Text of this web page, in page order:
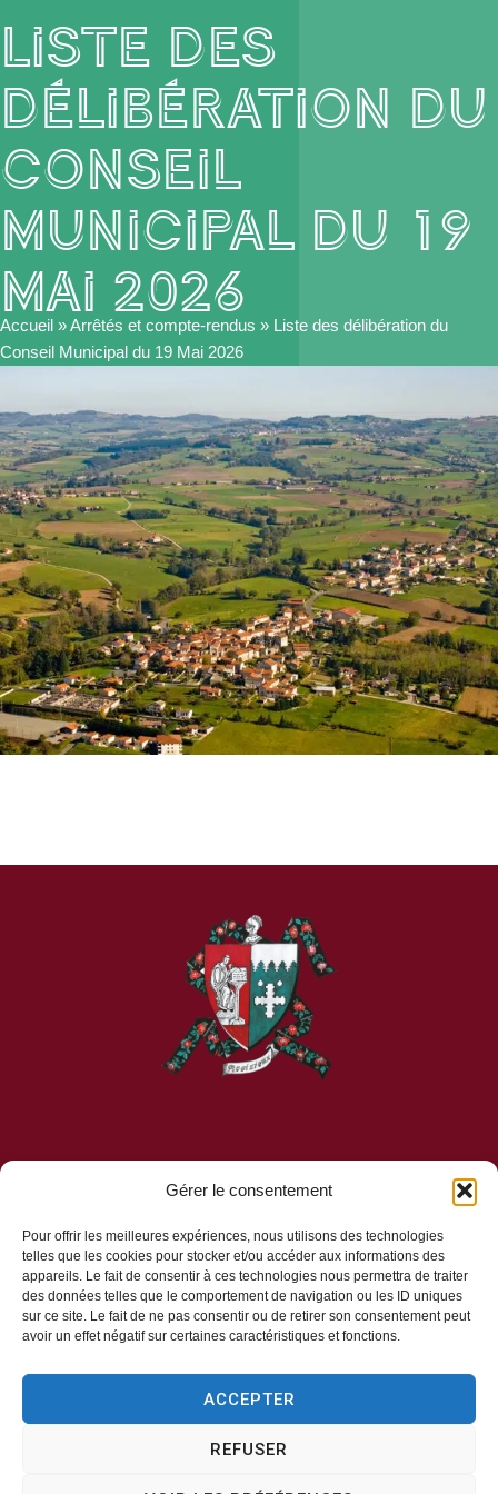
Gérer le consentement
Pour offrir les meilleures expériences, nous utilisons des technologies
telles que les cookies pour stocker et/ou accéder aux informations des
appareils. Le fait de consentir à ces technologies nous permettra de traiter
des données telles que le comportement de navigation ou les ID uniques
sur ce site. Le fait de ne pas consentir ou de retirer son consentement peut
avoir un effet négatif sur certaines caractéristiques et fonctions.
ACCEPTER
REFUSER
Liste des
délibération du
Conseil
Municipal du 19
Mai 2026
Accueil »Arrêtés et compte-rendus » Liste des délibération du
Conseil Municipal du 19 Mai 2026
Mairie d’Aveizieux
Mairie,
1 Rue des Érables,
42330 – AVEIZIEUX
Horaires d’ouverture